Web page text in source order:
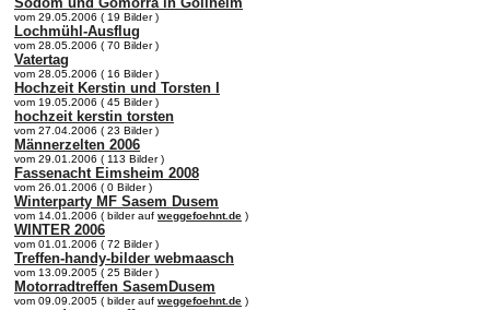
vom 29.05.2006 ( 19 Bilder )
Lochmühl-Ausflug
vom 28.05.2006 ( 70 Bilder )
Vatertag
vom 28.05.2006 ( 16 Bilder )
Hochzeit Kerstin und Torsten I
vom 19.05.2006 ( 45 Bilder )
hochzeit kerstin torsten
vom 27.04.2006 ( 23 Bilder )
Männerzelten 2006
vom 29.01.2006 ( 113 Bilder )
Fassenacht Eimsheim 2008
vom 26.01.2006 ( 0 Bilder )
Winterparty MF Sasem Dusem
vom 14.01.2006 ( bilder auf weggefoehnt.de )
WINTER 2006
vom 01.01.2006 ( 72 Bilder )
Treffen-handy-bilder webmaasch
vom 13.09.2005 ( 25 Bilder )
Motorradtreffen SasemDusem
vom 09.09.2005 ( bilder auf weggefoehnt.de )